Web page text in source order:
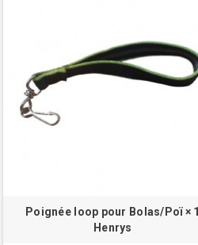
Poignée loop pour Bolas/Poï × 1
Henrys